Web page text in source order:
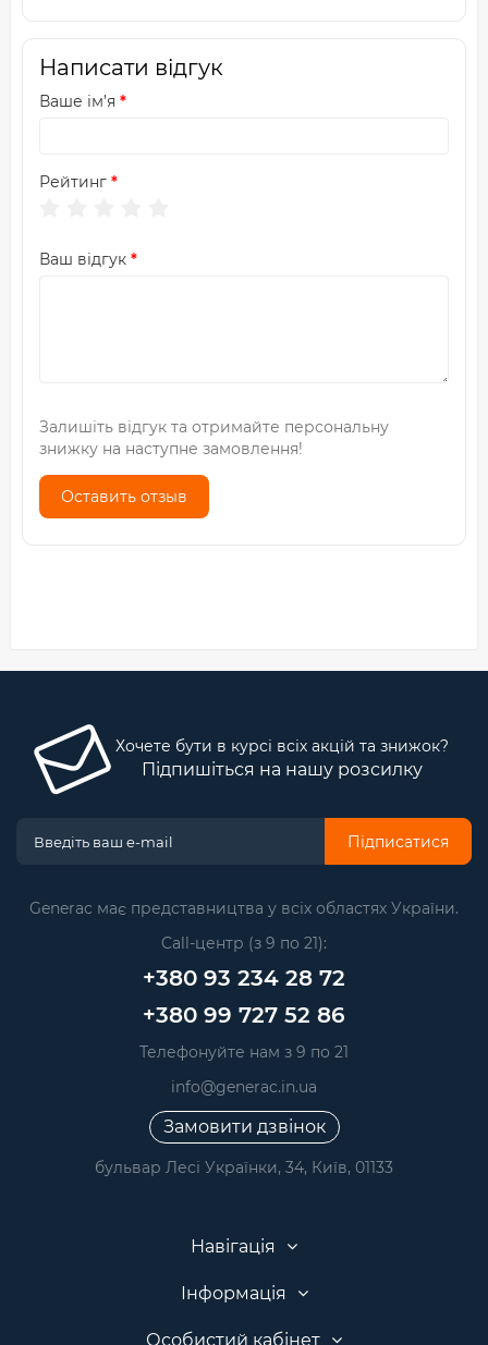
Написати відгук
Ваше ім’я
Рейтинг
Ваш відгук
Залишіть відгук та отримайте персональну
знижку на наступне замовлення!
Оставить отзыв
Хочете бути в курсі всіх акцій та знижок?
Підпишіться на нашу розсилку
Підписатися
Generac має представництва у всіх областях України.
Call-центр (з 9 по 21):
+380 93 234 28 72
+380 99 727 52 86
Телефонуйте нам з 9 по 21
info@generac.in.ua
Замовити дзвінок
бульвар Лесі Українки, 34, Київ, 01133
Навігація
Інформація
Особистий кабінет